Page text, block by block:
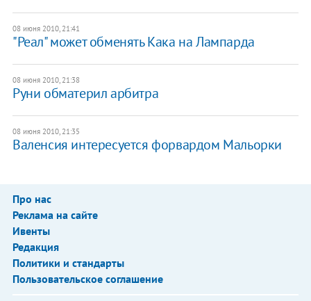
08 июня 2010, 21:41
"Реал" может обменять Кака на Лампарда
08 июня 2010, 21:38
Руни обматерил арбитра
08 июня 2010, 21:35
Валенсия интересуется форвардом Мальорки
Про нас
Реклама на сайте
Ивенты
Редакция
Политики и стандарты
Пользовательское соглашение